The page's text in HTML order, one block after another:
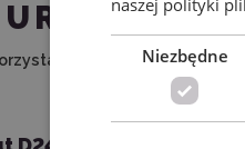
w połączeniu z
Niezbędne